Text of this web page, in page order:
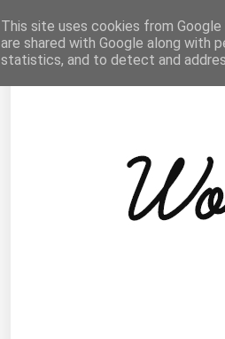
This site uses cookies from
are shared with Google along with
statistics, and to detect and